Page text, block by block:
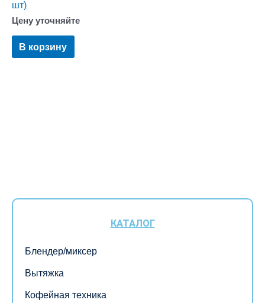
КАТАЛОГ
Блендер/миксер
Вытяжка
Кофейная техника
шт)
Цену уточняйте
В корзину